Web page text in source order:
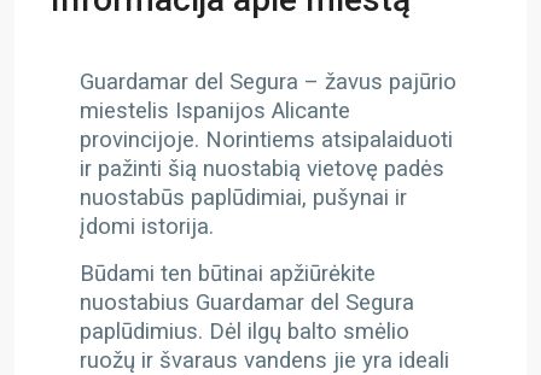
Guardamar del Segura – žavus pajūrio
miestelis Ispanijos Alicante
provincijoje. Norintiems atsipalaiduoti
ir pažinti šią nuostabią vietovę padės
nuostabūs paplūdimiai, pušynai ir
įdomi istorija.
Būdami ten būtinai apžiūrėkite
nuostabius Guardamar del Segura
paplūdimius. Dėl ilgų balto smėlio
ruožų ir švaraus vandens jie yra ideali